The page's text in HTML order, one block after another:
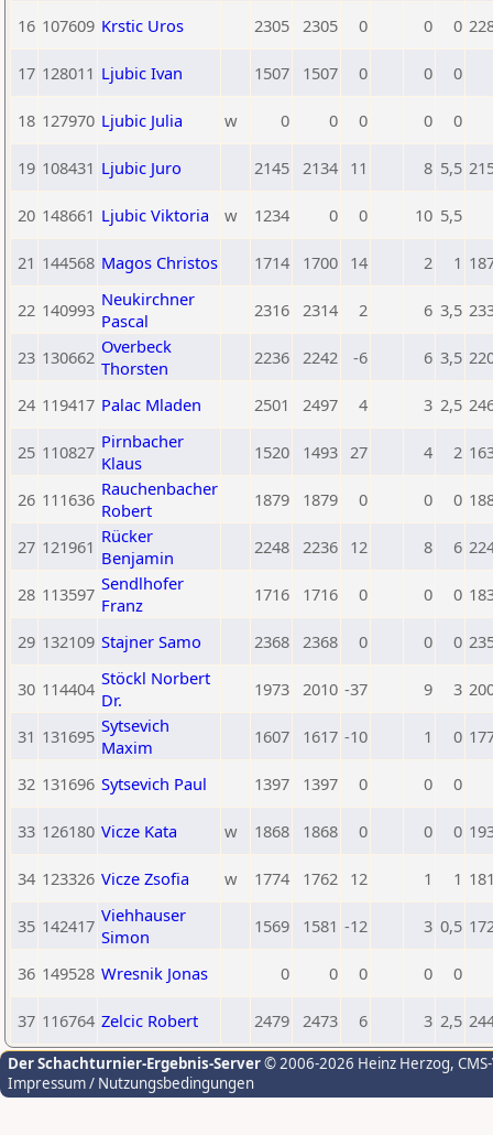
16 107609 Krstic Uros 2305 2305 0 0 0
17 128011 Ljubic Ivan 1507 1507 0 0 0
18 127970 Ljubic Julia w 0 0 0 0 0
19 108431 Ljubic Juro 2145 2134 11 8 5,5
20 148661 Ljubic Viktoria w 1234 0 0 10 5,5
21 144568 Magos Christos 1714 1700 14 2 1
22 140993 Neukirchner
Pascal
2316 2314 2 6 3,5
23 130662 Overbeck
Thorsten
2236 2242 -6 6 3,5
24 119417 Palac Mladen 2501 2497 4 3 2,5
25 110827 Pirnbacher
Klaus
1520 1493 27 4 2
26 111636 Rauchenbacher
Robert
1879 1879 0 0 0
27 121961 Rücker
Benjamin
2248 2236 12 8 6
28 113597 Sendlhofer
Franz
1716 1716 0 0 0
29 132109 Stajner Samo 2368 2368 0 0 0
30 114404 Stöckl Norbert
Dr.
1973 2010 -37 9 3
31 131695 Sytsevich
Maxim
1607 1617 -10 1 0
32 131696 Sytsevich Paul 1397 1397 0 0 0
33 126180 Vicze Kata w 1868 1868 0 0 0
34 123326 Vicze Zsofia w 1774 1762 12 1 1
35 142417 Viehhauser
Simon
1569 1581 -12 3 0,5
36 149528 Wresnik Jonas 0 0 0 0 0
37 116764 Zelcic Robert 2479 2473 6 3 2,5
Der Schachturnier-Ergebnis-Server© 2006-2026 Heinz Herzog,
Impressum / Nutzungsbedingungen